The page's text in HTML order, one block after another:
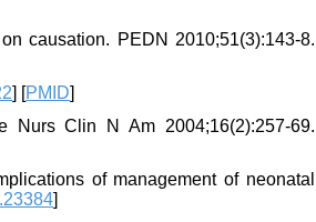
causation. PEDN 2010;51(3):143-8.
] [PMID]
Nurs Clin N Am 2004;16(2):257-69.
of management of neonatal
]